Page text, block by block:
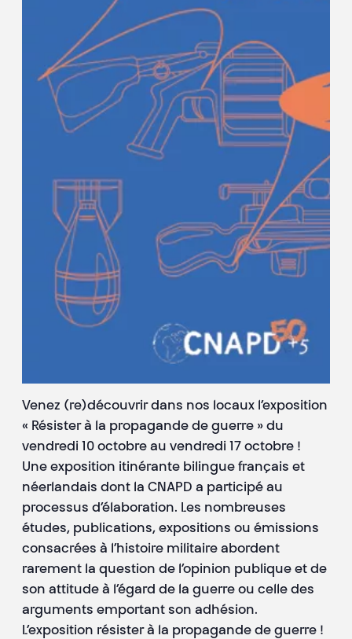
Venez (re)découvrir dans nos locaux l’exposition
« Résister à la propagande de guerre » du
vendredi 10 octobre au vendredi 17 octobre !
Une exposition itinérante bilingue français et
néerlandais dont la CNAPD a participé au
processus d’élaboration. Les nombreuses
études, publications, expositions ou émissions
consacrées à l’histoire militaire abordent
rarement la question de l’opinion publique et de
son attitude à l’égard de la guerre ou celle des
arguments emportant son adhésion.
L’exposition résister à la propagande de guerre !